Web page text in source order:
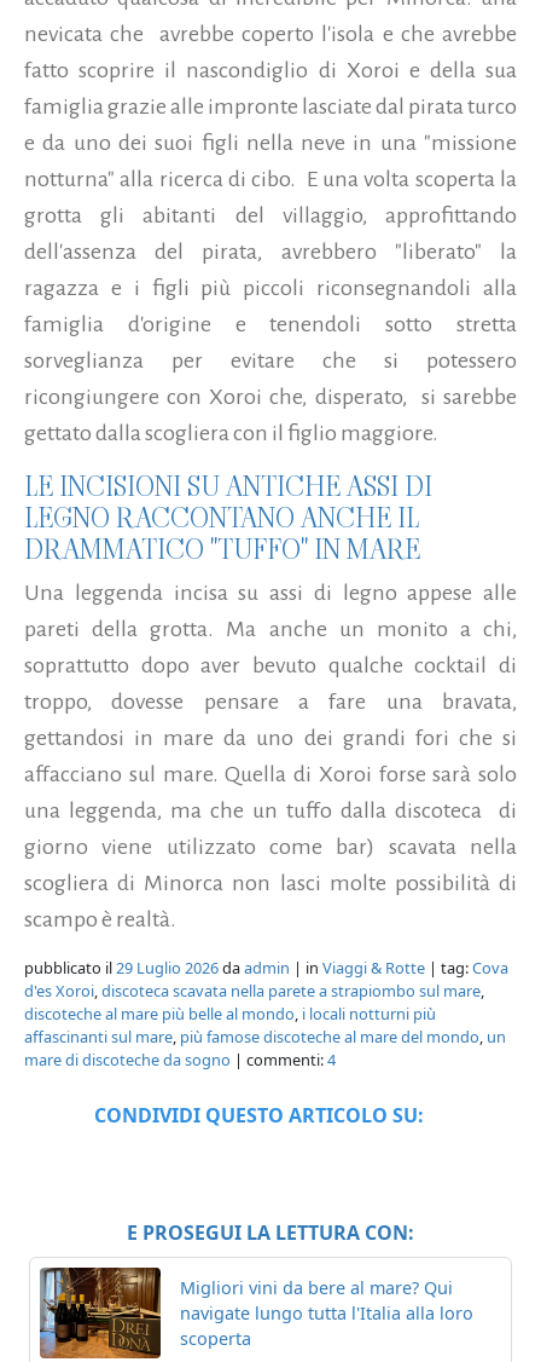
nevicata che
avrebbe coperto l'isola e che avrebbe
fatto scoprire il nascondiglio di Xoroi e della sua
famiglia grazie alle impronte lasciate dal pirata turco
e da uno dei suoi figli nella neve in una "missione
notturna" alla ricerca di cibo. E una volta scoperta la
grotta gli abitanti del villaggio, approfittando
dell'assenza del pirata, avrebbero "liberato" la
ragazza e i figli più piccoli riconsegnandoli alla
famiglia d'origine e tenendoli sotto stretta
sorveglianza per evitare che si potessero
ricongiungere con Xoroi che, disperato, si sarebbe
gettato dalla scogliera con il figlio maggiore.
LE INCISIONI SU ANTICHE ASSI DI
LEGNO RACCONTANO ANCHE IL
DRAMMATICO "TUFFO" IN MARE
Una leggenda incisa su assi di legno appese alle
pareti della grotta. Ma anche un monito a chi,
soprattutto dopo aver bevuto qualche cocktail di
troppo, dovesse pensare a fare una bravata,
gettandosi in mare da uno dei grandi fori che si
affacciano sul mare. Quella di Xoroi forse sarà solo
una leggenda, ma che un tuffo dalla discoteca di
giorno viene utilizzato come bar) scavata nella
scogliera di Minorca non lasci molte possibilità di
scampo è realtà.
pubblicato il29 Luglio 2026daadmin | in Viaggi & Rotte | tag:Cova
d'es Xoroi,discoteca scavata nella parete a strapiombo sul mare,
discoteche al mare più belle al mondo, i locali notturni più
affascinanti sul mare, più famose discoteche al mare del mondo, un
mare di discoteche da sogno | commenti:4
CONDIVIDI QUESTO ARTICOLO SU:
E PROSEGUI LA LETTURA CON:
Migliori vini da bere al mare? Qui
navigate lungo tutta l'Italia alla loro
scoperta